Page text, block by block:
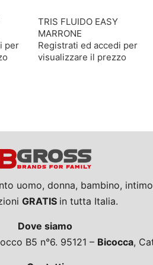
per
TRIS FLUIDO EASY
MARRONE
Registrati ed accedi per
visualizzare il prezzo
uomo, donna, bambino,
GRATIS in tutta Italia.
Dove siamo
B5 n°6. 95121 – Bicocca,